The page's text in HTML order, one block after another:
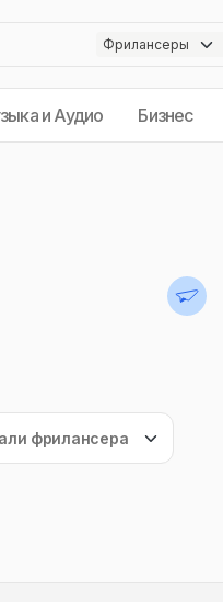
и Аудио Бизнес